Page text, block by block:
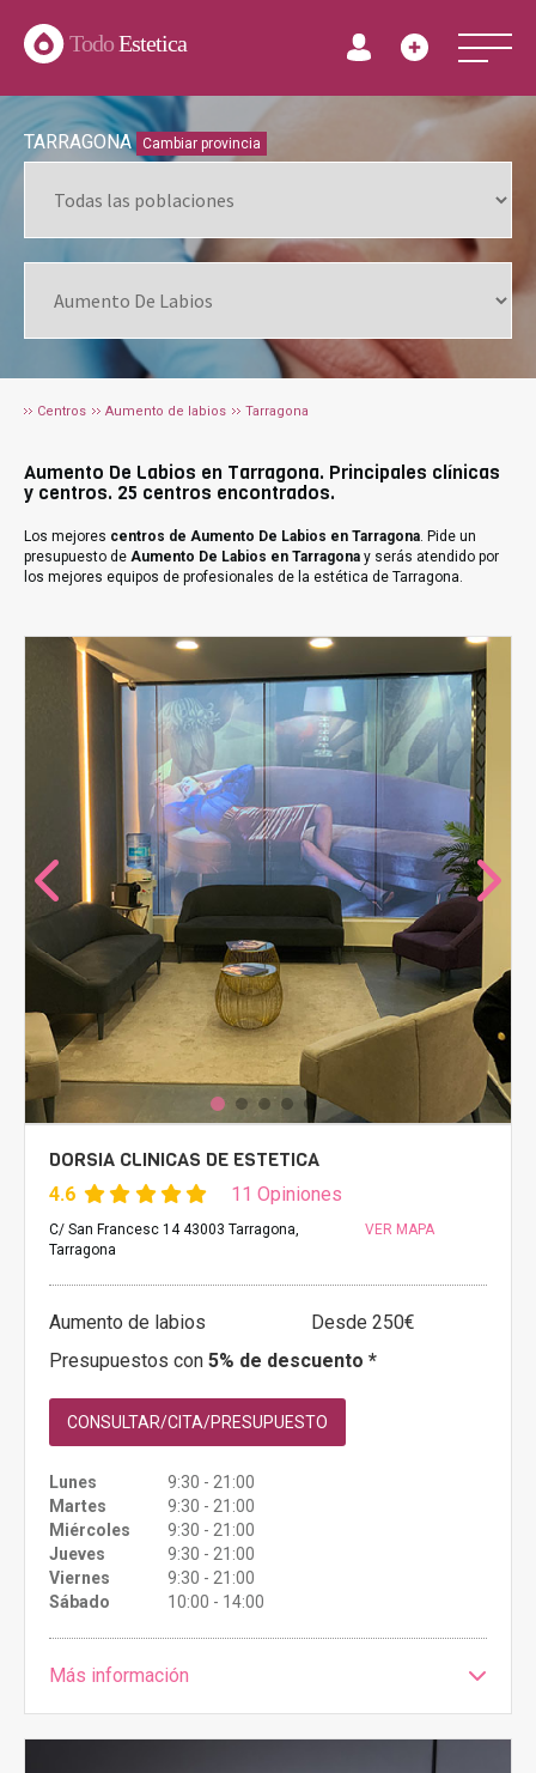
TodoEstetica
TARRAGONA Cambiar provincia
Centros Aumento de labios Tarragona
Aumento De Labios en Tarragona. Principales clínicas
y centros. 25 centros encontrados.
Los mejores centros de Aumento De Labios en Tarragona. Pide un
presupuesto de Aumento De Labios en Tarragona y serás atendido por
los mejores equipos de profesionales de la estética de Tarragona.
DORSIA CLINICAS DE ESTETICA
4.6 11 Opiniones
C/ San Francesc 14 43003 Tarragona,
Tarragona
VER MAPA
Aumento de labios
Desde 250€
Presupuestos con 5% de descuento *
CONSULTAR/CITA/PRESUPUESTO
Lunes
9:30 - 21:00
Martes
9:30 - 21:00
Miércoles
9:30 - 21:00
Jueves
9:30 - 21:00
Viernes
9:30 - 21:00
Sábado
10:00 - 14:00
Más información